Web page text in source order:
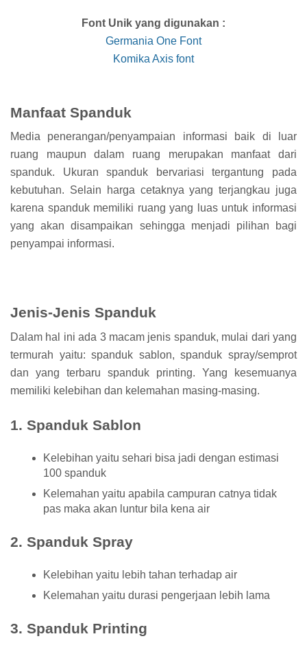
Font Unik yang digunakan :
Germania One Font
Komika Axis font
Manfaat Spanduk
Media penerangan/penyampaian informasi baik di luar
ruang maupun dalam ruang merupakan manfaat dari
spanduk. Ukuran spanduk bervariasi tergantung pada
kebutuhan. Selain harga cetaknya yang terjangkau juga
karena spanduk memiliki ruang yang luas untuk informasi
yang akan disampaikan sehingga menjadi pilihan bagi
penyampai informasi.
Jenis-Jenis Spanduk
Dalam hal ini ada 3 macam jenis spanduk, mulai dari yang
termurah yaitu: spanduk sablon, spanduk spray/semprot
dan yang terbaru spanduk printing. Yang kesemuanya
memiliki kelebihan dan kelemahan masing-masing.
1. Spanduk Sablon
Kelebihan yaitu sehari bisa jadi dengan estimasi
100 spanduk
Kelemahan yaitu apabila campuran catnya tidak
pas maka akan luntur bila kena air
2. Spanduk Spray
Kelebihan yaitu lebih tahan terhadap air
Kelemahan yaitu durasi pengerjaan lebih lama
3. Spanduk Printing